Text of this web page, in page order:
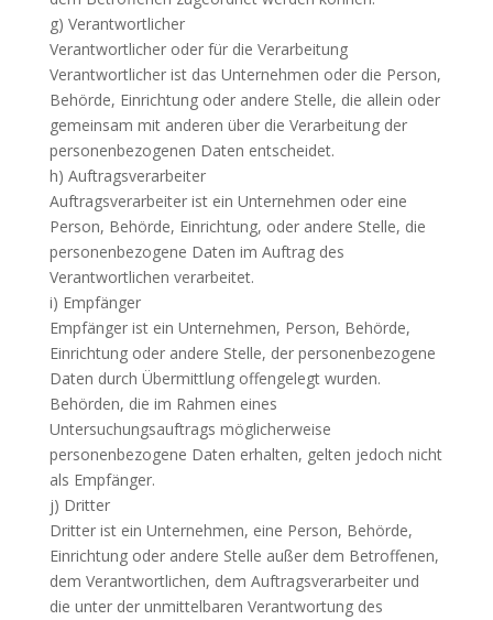
g) Verantwortlicher
Verantwortlicher oder für die Verarbeitung
Verantwortlicher ist das Unternehmen oder die Person,
Behörde, Einrichtung oder andere Stelle, die allein oder
gemeinsam mit anderen über die Verarbeitung der
personenbezogenen Daten entscheidet.
h) Auftragsverarbeiter
Auftragsverarbeiter ist ein Unternehmen oder eine
Person, Behörde, Einrichtung, oder andere Stelle, die
personenbezogene Daten im Auftrag des
Verantwortlichen verarbeitet.
i) Empfänger
Empfänger ist ein Unternehmen, Person, Behörde,
Einrichtung oder andere Stelle, der personenbezogene
Daten durch Übermittlung offengelegt wurden.
Behörden, die im Rahmen eines
Untersuchungsauftrags möglicherweise
personenbezogene Daten erhalten, gelten jedoch nicht
als Empfänger.
j) Dritter
Dritter ist ein Unternehmen, eine Person, Behörde,
Einrichtung oder andere Stelle außer dem Betroffenen,
dem Verantwortlichen, dem Auftragsverarbeiter und
die unter der unmittelbaren Verantwortung des